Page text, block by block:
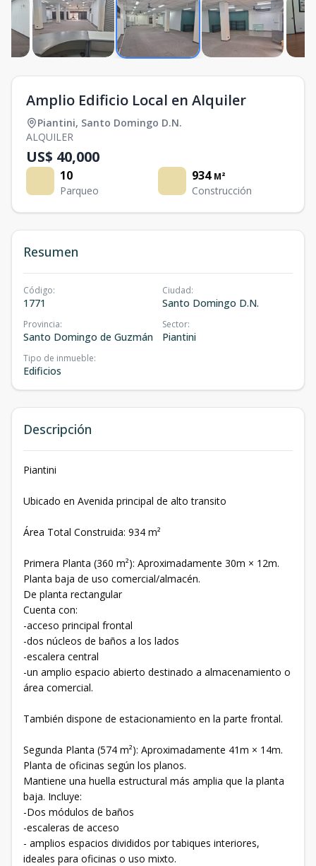
Amplio Edificio Local en Alquiler
Piantini, Santo Domingo D.N.
ALQUILER
US$ 40,000
10
Parqueo
934 M²
Construcción
Resumen
Código:
1771
Ciudad:
Santo Domingo D.N.
Provincia:
Santo Domingo de Guzmán
Sector:
Piantini
Tipo de inmueble:
Edificios
Descripción
Piantini
Ubicado en Avenida principal de alto transito
Área Total Construida: 934 m²
Primera Planta (360 m²): Aproximadamente 30m × 12m.
Planta baja de uso comercial/almacén.
De planta rectangular
Cuenta con:
-acceso principal frontal
-dos núcleos de baños a los lados
-escalera central
-un amplio espacio abierto destinado a almacenamiento o
área comercial.
También dispone de estacionamiento en la parte frontal.
Segunda Planta (574 m²): Aproximadamente 41m × 14m.
Planta de oficinas según los planos.
Mantiene una huella estructural más amplia que la planta
baja. Incluye:
-Dos módulos de baños
-escaleras de acceso
- amplios espacios divididos por tabiques interiores,
ideales para oficinas o uso mixto.